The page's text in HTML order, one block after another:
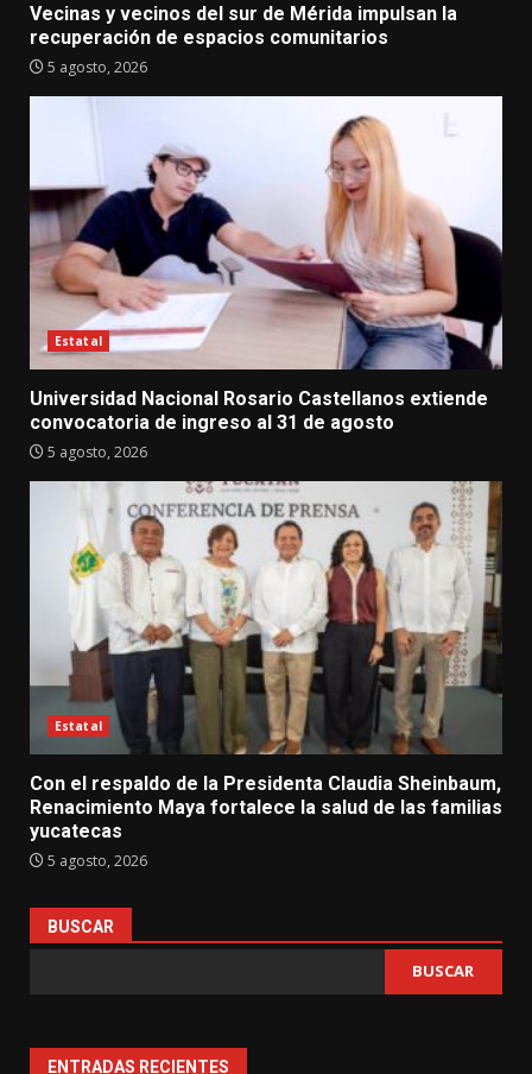
Vecinas y vecinos del sur de Mérida impulsan la
recuperación de espacios comunitarios
5 agosto, 2026
Estatal
Universidad Nacional Rosario Castellanos extiende
convocatoria de ingreso al 31 de agosto
5 agosto, 2026
Estatal
Con el respaldo de la Presidenta Claudia Sheinbaum,
Renacimiento Maya fortalece la salud de las familias
yucatecas
5 agosto, 2026
BUSCAR
BUSCAR
ENTRADAS RECIENTES